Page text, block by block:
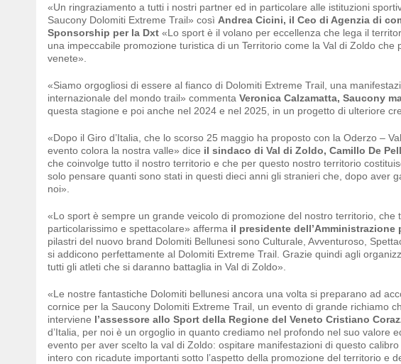
«Un ringraziamento a tutti i nostri partner ed in particolare alle istituzioni
Saucony Dolomiti Extreme Trail» così Andrea Cicini, il Ceo di Agenzia di
Sponsorship per la Dxt «Lo sport è il volano per eccellenza che lega il
una impeccabile promozione turistica di un Territorio come la Val di Zoldo
venete».
«Siamo orgogliosi di essere al fianco di Dolomiti Extreme Trail, una
internazionale del mondo trail» commenta Veronica Calzamatta, Saucony
questa stagione e poi anche nel 2024 e nel 2025, in un progetto di ulteriore
«Dopo il Giro d’Italia, che lo scorso 25 maggio ha proposto con la Oderzo –
evento colora la nostra valle» dice il sindaco di Val di Zoldo, Camillo De
che coinvolge tutto il nostro territorio e che per questo nostro territorio
solo pensare quanti sono stati in questi dieci anni gli stranieri che, dopo aver
noi».
«Lo sport è sempre un grande veicolo di promozione del nostro territorio,
particolarissimo e spettacolare» afferma il presidente
pilastri del nuovo brand Dolomiti Bellunesi sono Culturale, Avventuroso,
si addicono perfettamente al Dolomiti Extreme Trail. Grazie quindi agli
tutti gli atleti che si daranno battaglia in Val di Zoldo».
«Le nostre fantastiche Dolomiti bellunesi ancora una volta si preparano ad
cornice per la Saucony Dolomiti Extreme Trail, un evento di grande richiamo
interviene l’assessore allo Sport della Regione del Veneto Cristiano
d’Italia, per noi è un orgoglio in quanto crediamo nel profondo nel suo valore
evento per aver scelto la val di Zoldo: ospitare manifestazioni di questo
intero con ricadute importanti sotto l’aspetto della promozione del territorio e